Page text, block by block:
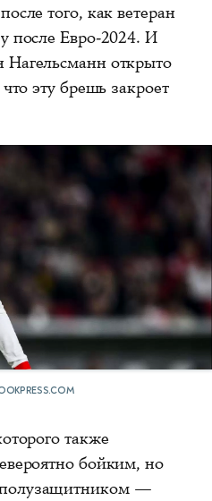
того, как ветеран
после Евро-2024. И
открыто
эту брешь закроет
также
бойким, но
—